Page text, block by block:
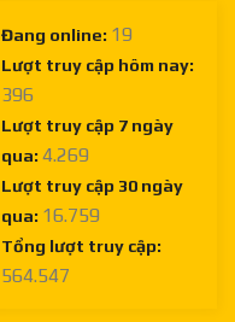
Đang online: 19
Lượt truy cập hôm nay:
396
Lượt truy cập 7 ngày
qua: 4.269
Lượt truy cập 30 ngày
qua: 16.759
Tổng lượt truy cập:
564.547